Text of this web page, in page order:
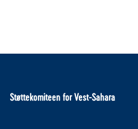
Støttekomiteen for Vest-Sahara